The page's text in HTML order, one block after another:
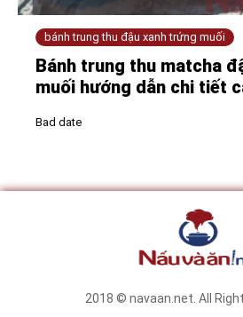
bánh trung thu đậu xanh trứng muối
Bánh trung thu matcha
muối hướng dẫn chi tiết
Bad date
2018 © navaan.net. All